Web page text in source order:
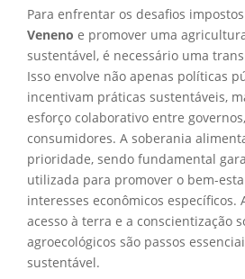
Para enfrentar os desafios
Veneno e promover uma
sustentável, é necessário uma
Isso envolve não apenas políticas
incentivam práticas sustentáveis,
esforço colaborativo entre
consumidores. A soberania
prioridade, sendo fundamental
utilizada para promover o bem-
interesses econômicos específicos.
acesso à terra e a conscientização
agroecológicos são passos
sustentável.